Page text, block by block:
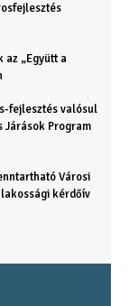
„Együtt a
fejlesztés valósul
Járások Program
Városi
kérdőív